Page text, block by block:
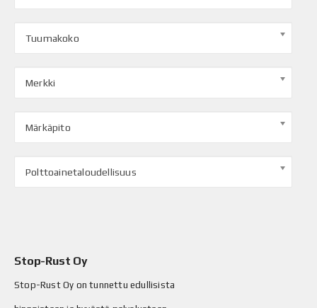
Tuumakoko
Merkki
Märkäpito
Polttoainetaloudellisuus
Stop-Rust Oy
Stop-Rust Oy on tunnettu edullisista